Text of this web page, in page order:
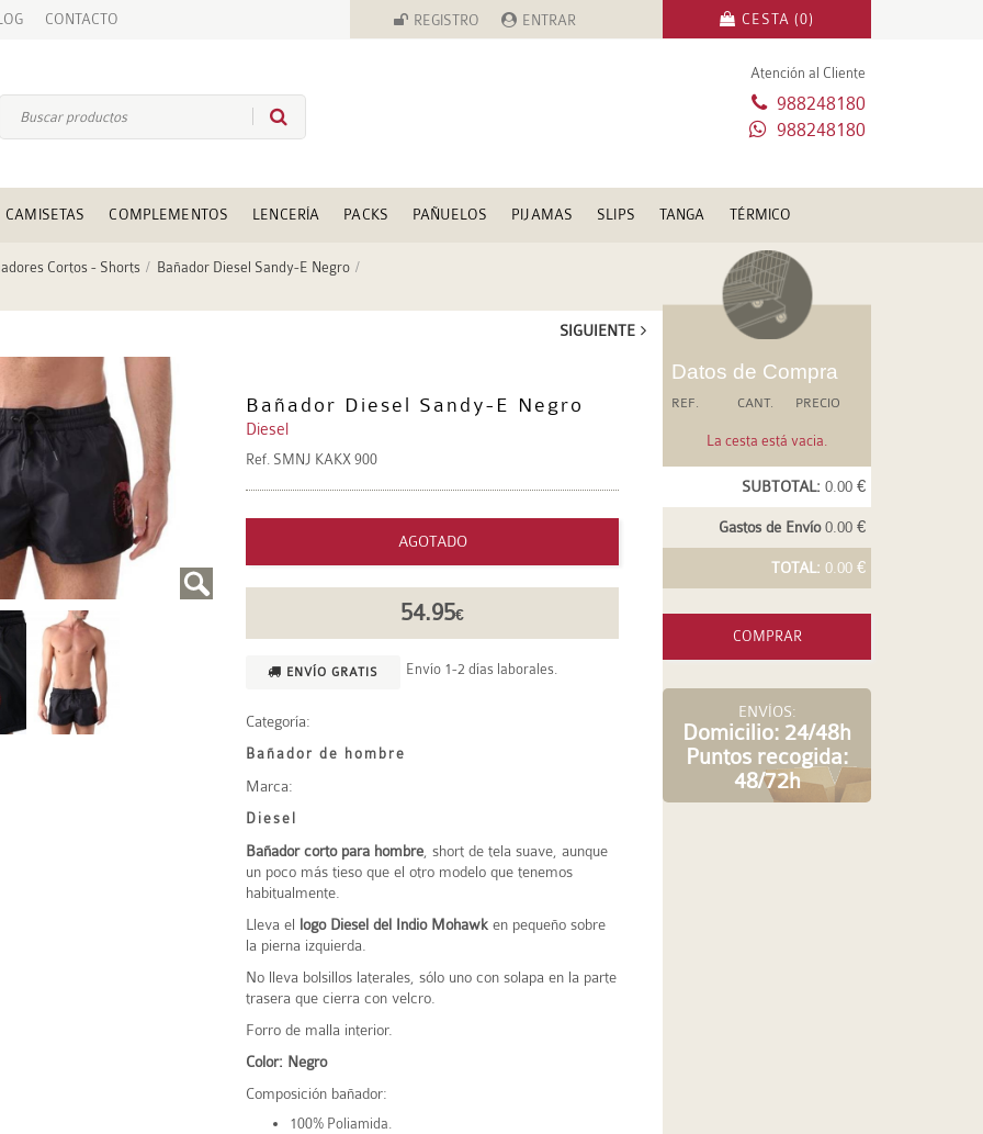
CONTACTO REGISTRO ENTRAR CESTA (0)
Atención al Cliente
988248180
988248180
CAMISETAS COMPLEMENTOS LENCERÍA PACKS PAÑUELOS PIJAMAS SLIPS TANGA TÉRMICO
Cortos - Shorts Bañador Diesel Sandy-E Negro
SIGUIENTE
Bañador Diesel Sandy-E Negro
Diesel
Ref. SMNJ KAKX 900
AGOTADO
54.95€
ENVÍO GRATIS Envío 1-2 días laborales.
Categoría:
Bañador de hombre
Marca:
Diesel
Bañador corto para hombre , short de tela suave, aunque
un poco más tieso que el otro modelo que tenemos
habitualmente.
Lleva el logo Diesel del Indio Mohawk en pequeño sobre
la pierna izquierda.
No lleva bolsillos laterales, sólo uno con solapa en la parte
trasera que cierra con velcro.
Forro de malla interior.
Color: Negro
Composición bañador:
100% Poliamida.
Datos de Compra
REF. CANT. PRECIO
La cesta está vacia.
SUBTOTAL: 0.00 €
Gastos de Envío0.00 €
TOTAL: 0.00 €
COMPRAR
ENVÍOS:
Domicilio: 24/48h
Puntos recogida:
48/72h